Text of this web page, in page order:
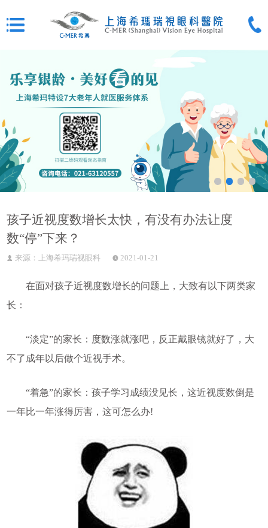
孩子近视度数增长太快，有没有办法让度
数“停”下来？
来源：上海希玛瑞视眼科 2021-01-21
在面对孩子近视度数增长的问题上，大致有以下两类家
长：
“淡定”的家长：度数涨就涨吧，反正戴眼镜就好了，大
不了成年以后做个近视手术。
“着急”的家长：孩子学习成绩没见长，这近视度数倒是
一年比一年涨得厉害，这可怎么办!